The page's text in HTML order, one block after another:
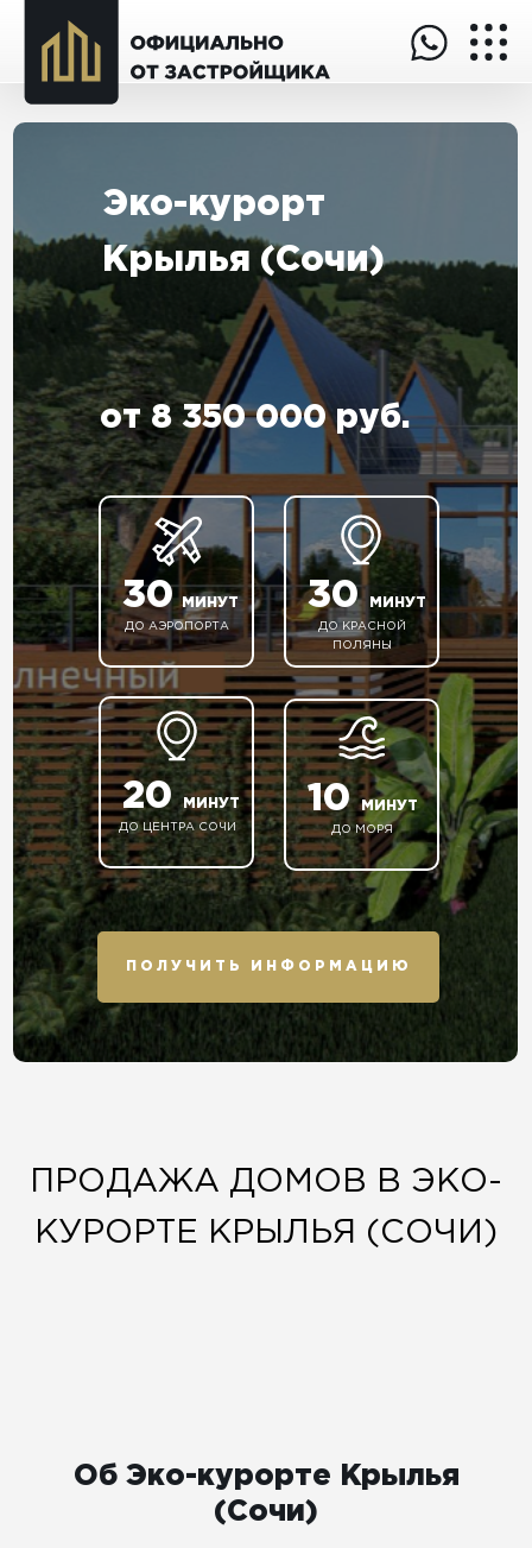
30 МИНУТ
ДО АЭРОПОРТА
Эко-курорт
Крылья (Сочи)
10 МИНУТ
ДО МОРЯ
ПОЛУЧИТЬ ИНФОРМАЦИЮ
30 МИНУТ
ДО КРАСНОЙ
ПОЛЯНЫ
20 МИНУТ
ДО ЦЕНТРА СОЧИ
от 8 350 000 руб.
ПРОДАЖА ДОМОВ В ЭКО-
КУРОРТЕ КРЫЛЬЯ (СОЧИ)
Об Эко-курорте Крылья
(Сочи)